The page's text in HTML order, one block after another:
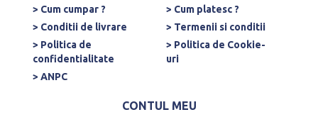
> Cum cumpar ?
> Cum platesc ?
> Conditii de livrare
> Termenii si conditii
> Politica de
confidentialitate
> Politica de Cookie-
uri
> ANPC
CONTUL MEU